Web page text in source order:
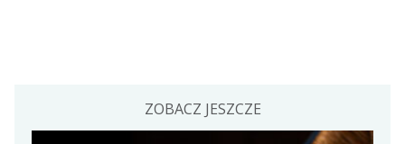
ZOBACZ JESZCZE